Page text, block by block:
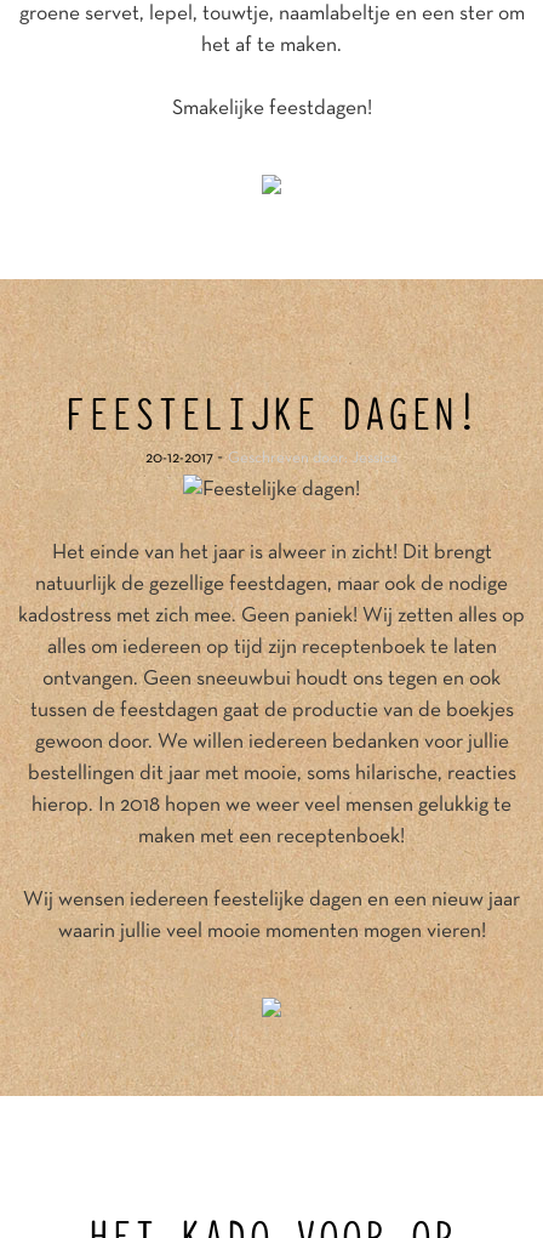
groene servet, lepel, touwtje, naamlabeltje en een ster om
het af te maken.
Smakelijke feestdagen!
FEESTELIJKE DAGEN!
20-12-2017 -Geschreven door: Jessica
Het einde van het jaar is alweer in zicht! Dit brengt
natuurlijk de gezellige feestdagen, maar ook de nodige
kadostress met zich mee. Geen paniek! Wij zetten alles op
alles om iedereen op tijd zijn receptenboek te laten
ontvangen. Geen sneeuwbui houdt ons tegen en ook
tussen de feestdagen gaat de productie van de boekjes
gewoon door. We willen iedereen bedanken voor jullie
bestellingen dit jaar met mooie, soms hilarische, reacties
hierop. In 2018 hopen we weer veel mensen gelukkig te
maken met een receptenboek!
Wij wensen iedereen feestelijke dagen en een nieuw jaar
waarin jullie veel mooie momenten mogen vieren!